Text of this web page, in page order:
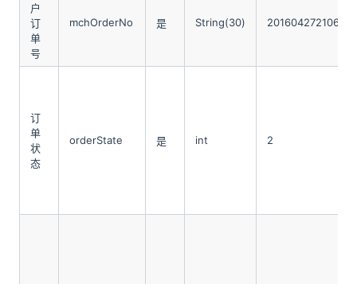
户
订
单
号
mchOrderNo 是 String(30)
订
单
状
态
orderState 是 int 2